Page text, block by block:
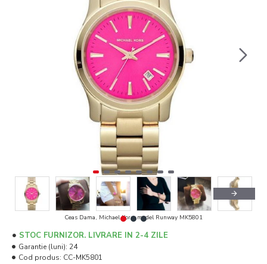
Ceas Dama, Michael Kors, model Runway MK5801
STOC FURNIZOR. LIVRARE IN 2-4 ZILE
Garantie (luni): 24
Cod produs: CC-MK5801